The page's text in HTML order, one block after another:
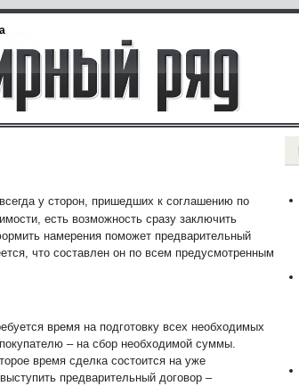
у сторон, пришедших к соглашению по
есть возможность сразу заключить
намерения поможет предварительный
что составлен он по всем предусмотренным
время на подготовку всех необходимых
– на сбор необходимой суммы.
время сделка состоится на уже
предварительный договор –